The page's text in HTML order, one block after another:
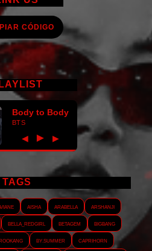
CÓDIGO
Body to Body
BTS
◀ ► ▶
TAGS
Aisha Arabella
Arshanji
Bella_RedGirl Betagem
Bigbang
By.summer Caprihorn